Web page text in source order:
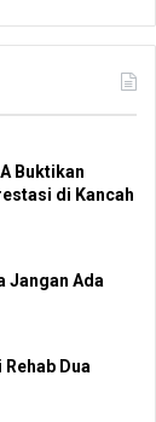
Buktikan
di Kancah
Jangan Ada
Dua